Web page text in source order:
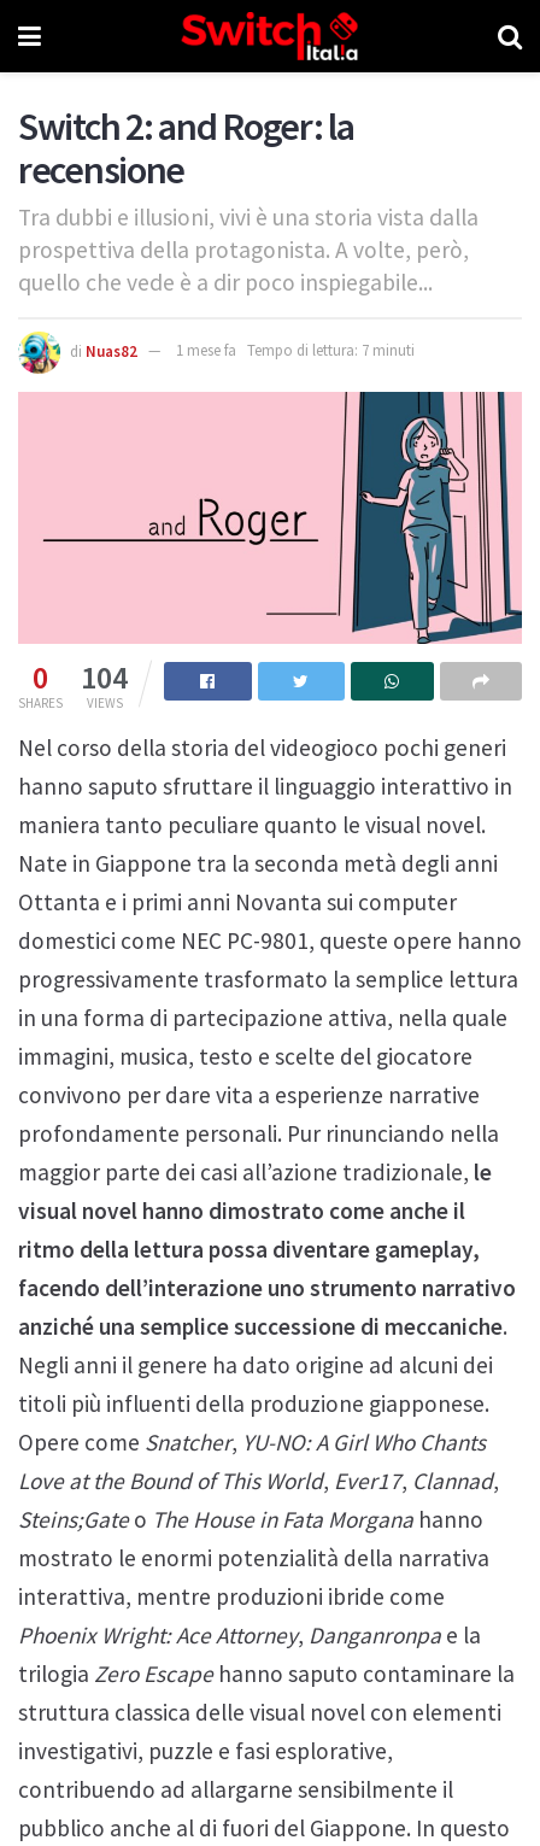
Switch 2: and Roger: la
recensione
Tra dubbi e illusioni, vivi è una storia vista dalla
prospettiva della protagonista. A volte, però,
quello che vede è a dir poco inspiegabile...
di Nuas82 1 mese fa Tempo di lettura: 7 minuti
0
SHARES
104
VIEWS
Nel corso della storia del videogioco pochi generi
hanno saputo sfruttare il linguaggio interattivo in
maniera tanto peculiare quanto le visual novel.
Nate in Giappone tra la seconda metà degli anni
Ottanta e i primi anni Novanta sui computer
domestici come NEC PC-9801, queste opere hanno
progressivamente trasformato la semplice lettura
in una forma di partecipazione attiva, nella quale
immagini, musica, testo e scelte del giocatore
convivono per dare vita a esperienze narrative
profondamente personali. Pur rinunciando nella
maggior parte dei casi all’azione tradizionale, le
visual novel hanno dimostrato come anche il
ritmo della lettura possa diventare gameplay,
facendo dell’interazione uno strumento narrativo
anziché una semplice successione di meccaniche.
Negli anni il genere ha dato origine ad alcuni dei
titoli più influenti della produzione giapponese.
Opere come Snatcher, YU-NO: A Girl Who Chants
Love at the Bound of This World, Ever17, Clannad,
Steins;Gateo The House in Fata Morgana hanno
mostrato le enormi potenzialità della narrativa
interattiva, mentre produzioni ibride come
Phoenix Wright: Ace Attorney, Danganronpa e la
trilogia Zero Escapehanno saputo contaminare la
struttura classica delle visual novel con elementi
investigativi, puzzle e fasi esplorative,
contribuendo ad allargarne sensibilmente il
pubblico anche al di fuori del Giappone. In questo